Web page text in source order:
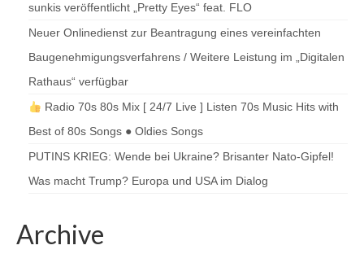
sunkis veröffentlicht „Pretty Eyes“ feat. FLO
Neuer Onlinedienst zur Beantragung eines vereinfachten
Baugenehmigungsverfahrens / Weitere Leistung im „Digitalen
Rathaus“ verfügbar
Radio 70s 80s Mix [ 24/7 Live ] Listen 70s Music Hits with
Best of 80s Songs ● Oldies Songs
PUTINS KRIEG: Wende bei Ukraine? Brisanter Nato-Gipfel!
Was macht Trump? Europa und USA im Dialog
Archive